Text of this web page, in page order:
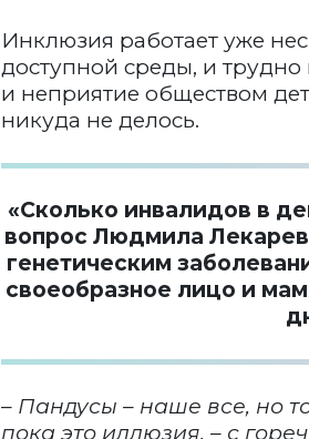
Инклюзия работает уже
доступной среды, и
и неприятие обществом
никуда не делось.
«Сколько инвалидов в
вопрос Людмила
генетическим
своеобразное лицо и
– Пандусы – наше все, но
пока это иллюзия, – с